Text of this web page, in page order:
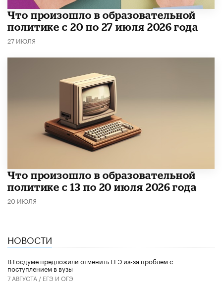
​Что произошло в образовательной
политике с 20 по 27 июля 2026 года
27 ИЮЛЯ
Что произошло в образовательной
политике с 13 по 20 июля 2026 года
20 ИЮЛЯ
НОВОСТИ
В Госдуме предложили отменить ЕГЭ из-за проблем с
поступлением в вузы
7 АВГУСТА / ЕГЭ И ОГЭ